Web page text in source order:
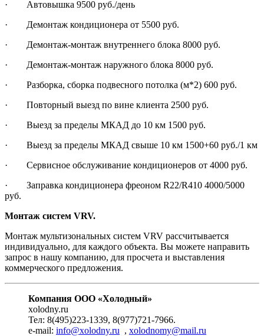
· Автовышка 9500 руб./день
· Демонтаж кондиционера от 5500 руб.
· Демонтаж-монтаж внутреннего блока 8000 руб.
· Демонтаж-монтаж наружного блока 8000 руб.
· Разборка, сборка подвесного потолка (м*2) 600 руб.
· Повторный выезд по вине клиента 2500 руб.
· Выезд за пределы МКАД до 10 км 1500 руб.
· Выезд за пределы МКАД свыше 10 км 1500+60 руб./1 км
· Сервисное обслуживание кондиционеров от 4000 руб.
· Заправка кондиционера фреоном R22/R410 4000/5000
руб.
Монтаж систем VRV.
Монтаж мультизональных систем VRV рассчитывается
индивидуально, для каждого объекта. Вы можете направить
запрос в нашу компанию, для просчета и выставления
коммерческого предложения.
Компания ООО «Холодный»
xolodny.ru
Тел: 8(495)223-1339, 8(977)721-7966.
e-mail: info@xolodny.ru , xolodnomy@mail.ru